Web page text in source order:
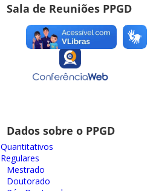
Sala de Reuniões PPGD
Dados sobre o PPGD
Quantitativos
Regulares
Mestrado
Doutorado